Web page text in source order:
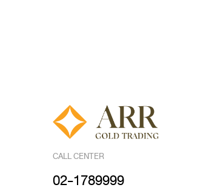
CALL CENTER
02-1789999